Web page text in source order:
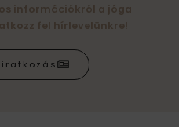
információkról a jóga
fel hírlevelünkre!